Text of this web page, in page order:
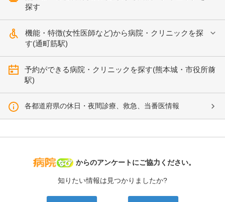
探す
機能・特徴(女性医師など)から病院・クリニックを探
す(通町筋駅)
予約ができる病院・クリニックを探す(熊本城・市役所前
駅)
各都道府県の休日・夜間診療、救急、当番医情報
病院なび
からのアンケートにご協力ください。
知りたい情報は見つかりましたか?